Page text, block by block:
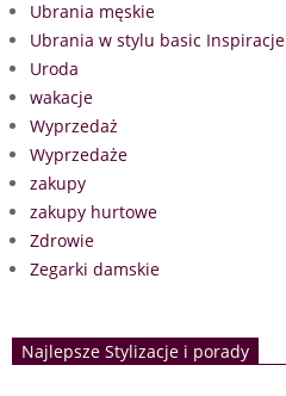
Ubrania męskie
Ubrania w stylu basic Inspiracje
Uroda
wakacje
Wyprzedaż
Wyprzedaże
zakupy
zakupy hurtowe
Zdrowie
Zegarki damskie
Najlepsze Stylizacje i porady